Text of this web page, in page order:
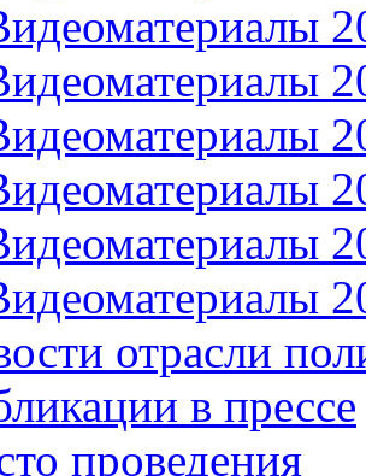
отрасли
в прессе
проведения